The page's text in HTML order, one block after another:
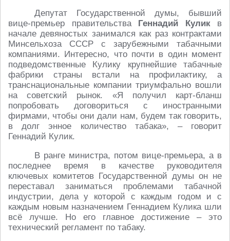
Депутат Государственной думы, бывший
вице-премьер правительства Геннадий Куликв
начале девяностых занимался как раз контрактами
Минсельхоза СССР с зарубежными табачными
компаниями. Интересно, что почти в один момент
подведомственные Кулику крупнейшие табачные
фабрики страны встали на профилактику, а
транснациональные компании триумфально вошли
на советский рынок. «Я получил карт-бланш
попробовать договориться с иностранными
фирмами, чтобы они дали нам, будем так говорить,
в долг энное количество табака», – говорит
Геннадий Кулик.
В ранге министра, потом вице-премьера, а в
последнее время в качестве руководителя
ключевых комитетов Государственной думы он не
переставал заниматься проблемами табачной
индустрии, дела у которой с каждым годом и с
каждым новым назначением Геннадием Кулика шли
всё лучше. Но его главное достижение – это
технический регламент по табаку.